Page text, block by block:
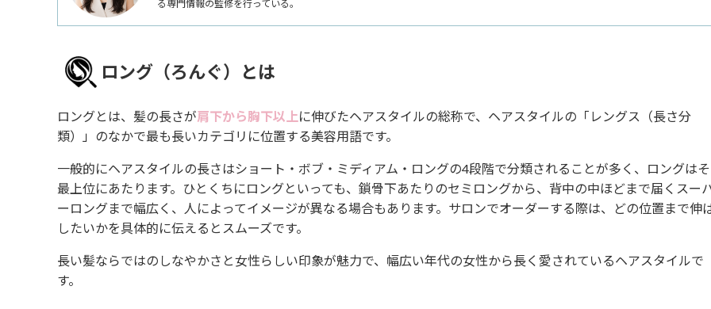
る専門情報の監修を行っている。
ロング（ろんぐ）とは
ロングとは、髪の長さが肩下から胸下以上に伸びたヘアスタイルの総称で、ヘアスタイルの「レングス（長さ分
類）」のなかで最も長いカテゴリに位置する美容用語です。
一般的にヘアスタイルの長さはショート・ボブ・ミディアム・ロングの4段階で分類されることが多く、ロングは
最上位にあたります。ひとくちにロングといっても、鎖骨下あたりのセミロングから、背中の中ほどまで届くスー
ーロングまで幅広く、人によってイメージが異なる場合もあります。サロンでオーダーする際は、どの位置まで伸
したいかを具体的に伝えるとスムーズです。
長い髪ならではのしなやかさと女性らしい印象が魅力で、幅広い年代の女性から長く愛されているヘアスタイルで
す。